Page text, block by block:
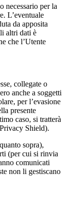
necessario per la
L’eventuale
da apposita
altri dati è
che l’Utente
collegate o
anche a soggetti
per l’evasione
presente
caso, si tratterà
Shield).
sopra),
(per cui si rinvia
comunicati
non li gestiscano